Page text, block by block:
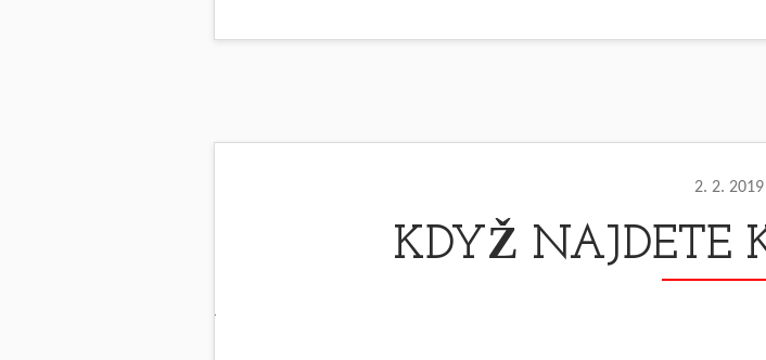
2. 2. 2019
KDYŽ NAJDETE